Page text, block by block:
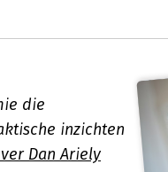
die
inzichten
Dan Ariely